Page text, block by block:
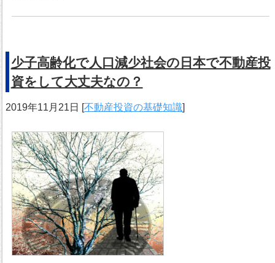
少子高齢化で人口減少社会の日本で不動産投
資をして大丈夫なの？
2019年11月21日 [不動産投資の基礎知識